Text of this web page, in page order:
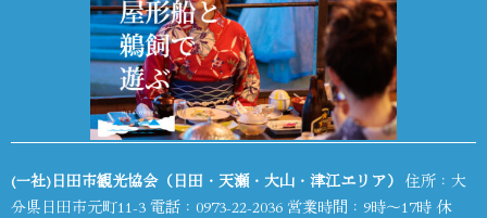
(一社)日田市観光協会（日田・天瀬・大山・津江エリア） 住所：大
分県日田市元町11-3 電話： 0973-22-2036 営業時間：9時～17時 休